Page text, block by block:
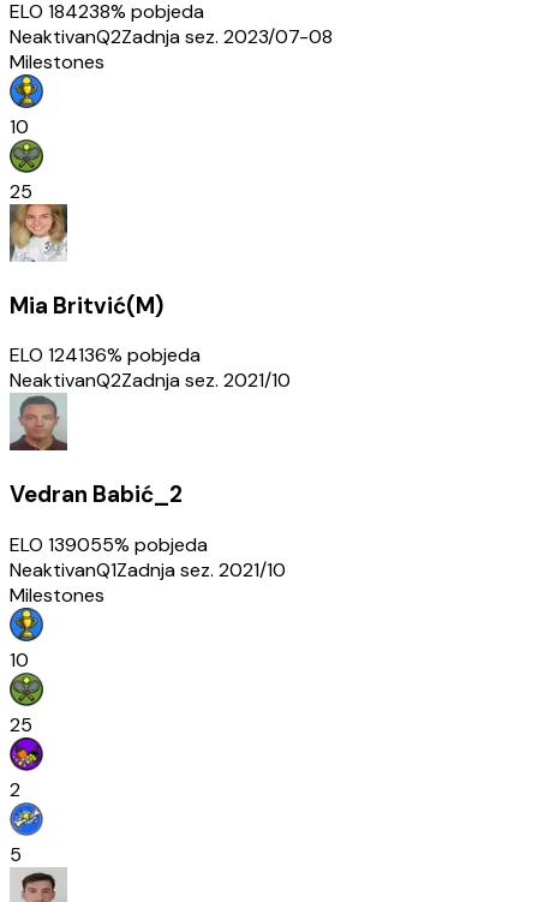
ELO 184238% pobjeda
NeaktivanQ2Zadnja sez. 2023/07-08
Milestones
10
25
Mia Britvić(M)
ELO 124136% pobjeda
NeaktivanQ2Zadnja sez. 2021/10
Vedran Babić_2
ELO 139055% pobjeda
NeaktivanQ1Zadnja sez. 2021/10
Milestones
10
25
2
5